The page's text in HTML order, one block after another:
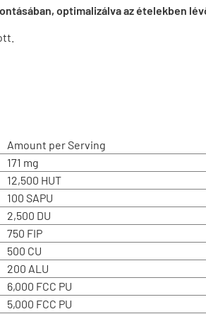
optimalizálva az ételekben
Amount per Serving
171 mg
12,500 HUT
100 SAPU
2,500 DU
750 FIP
500 CU
200 ALU
6,000 FCC PU
5,000 FCC PU